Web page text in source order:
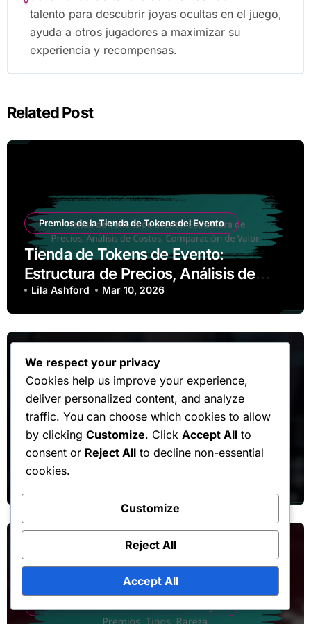
talento para descubrir joyas ocultas en el juego,
ayuda a otros jugadores a maximizar su
experiencia y recompensas.
Related Post
Premios de la Tienda de Tokens del Evento
Tienda de Tokens de Evento:
Estructura de Precios, Análisis de
Costos, Comparación de Valor
Lila Ashford Mar 10, 2026
Premios de la Tienda de Tokens del Evento
Tienda de Tokens del Evento:
Experiencias de Usuarios,
We respect your privacy
Cookies help us improve your experience,
deliver personalized content, and analyze
traffic. You can choose which cookies to allow
by clicking Customize. Click Accept All to
consent or Reject All to decline non-essential
cookies.
Customize
Reject All
Accept All